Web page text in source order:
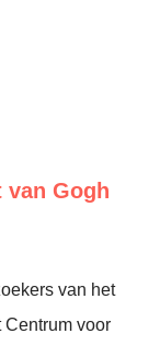
van Gogh
van het
voor